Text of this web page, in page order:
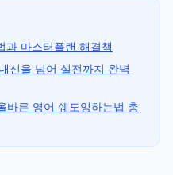
과 마스터플랜 해결책
신을 넘어 실전까지 완벽
바른 영어 쉐도잉하는법 총